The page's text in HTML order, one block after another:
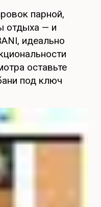
парной,
отдыха — и
идеально
оставьте
под ключ